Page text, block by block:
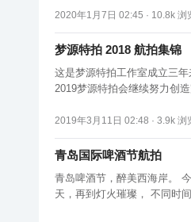
2020年1月7日 02:45 · 10.8k 浏
梦源特拍 2018 航拍集锦
这是梦源特拍工作室成立三
2019年3月11日 02:48 · 3.9k 浏
青岛国际啤酒节航拍
青岛啤酒节，醉美西海岸。
天，再到灯火璀璨， 不同时